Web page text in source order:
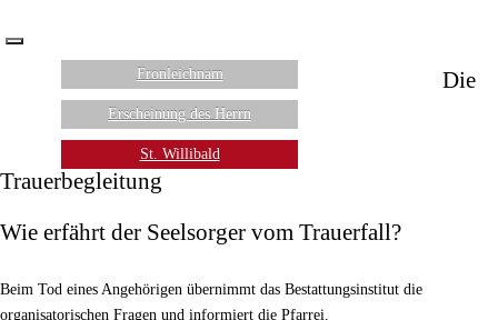
Fronleichnam
Erscheinung des Herrn
St. Willibald
Die
Trauerbegleitung
Wie erfährt der Seelsorger vom Trauerfall?
Beim Tod eines Angehörigen übernimmt das Bestattungsinstitut die
organisatorischen Fragen und informiert die Pfarrei.